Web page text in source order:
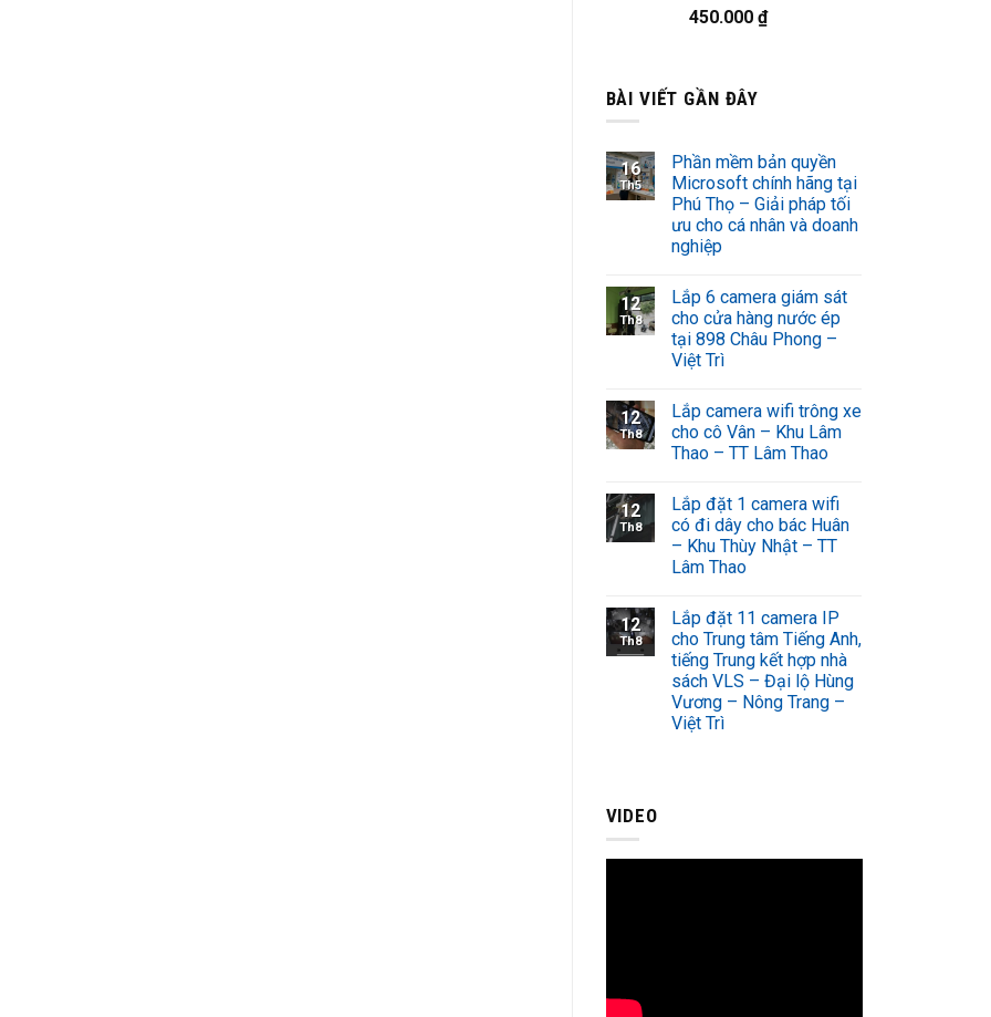
450.000 ₫
BÀI VIẾT GẦN ĐÂY
16
Th5
Phần mềm bản quyền
Microsoft chính hãng tại
Phú Thọ – Giải pháp tối
ưu cho cá nhân và doanh
nghiệp
12
Th8
Lắp 6 camera giám sát
cho cửa hàng nước ép
tại 898 Châu Phong –
Việt Trì
12
Th8
Lắp camera wifi trông xe
cho cô Vân – Khu Lâm
Thao – TT Lâm Thao
12
Th8
Lắp đặt 1 camera wifi
có đi dây cho bác Huân
– Khu Thùy Nhật – TT
Lâm Thao
12
Th8
Lắp đặt 11 camera IP
cho Trung tâm Tiếng Anh,
tiếng Trung kết hợp nhà
sách VLS – Đại lộ Hùng
Vương – Nông Trang –
Việt Trì
VIDEO